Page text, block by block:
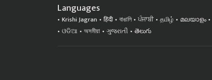
Languages
Krishi Jagran हिंदी বাঙালি ਪੰਜਾਬੀ தமிழ் മലയാളം
ଓଡିଆ
অসমীয়া ગુજરાતી తెలుగు